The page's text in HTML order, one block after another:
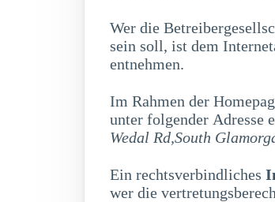
Wer die
sein soll, ist dem Internetauftritt der Firma FXValidus nicht zu
entnehmen.
Im Rahmen der
unter folgender Adresse
Wedal Rd,South
Ein rechtsverbindliches
wer die